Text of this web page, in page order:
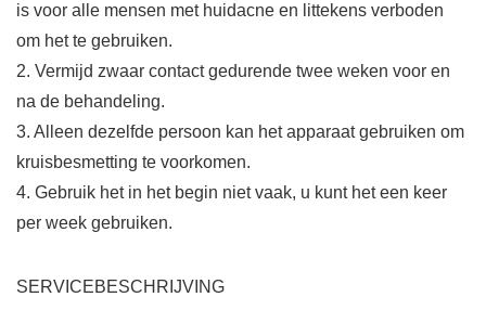
is voor alle mensen met huidacne en littekens verboden
om het te gebruiken.
2. Vermijd zwaar contact gedurende twee weken voor en
na de behandeling.
3. Alleen dezelfde persoon kan het apparaat gebruiken om
kruisbesmetting te voorkomen.
4. Gebruik het in het begin niet vaak, u kunt het een keer
per week gebruiken.
SERVICEBESCHRIJVING